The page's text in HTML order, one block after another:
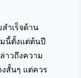
ำเร็จด้าน
นี้ตั้งแต่ต้นปี
าวถึงความ
สั้นๆ แต่ควร